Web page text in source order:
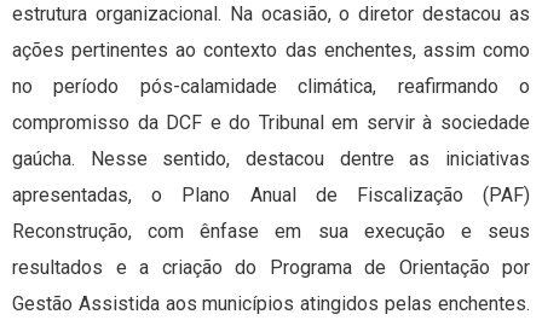
estrutura organizacional. Na ocasião, o diretor destacou as
ações pertinentes ao contexto das enchentes, assim como
no período pós-calamidade climática, reafirmando o
compromisso da DCF e do Tribunal em servir à sociedade
gaúcha. Nesse sentido, destacou dentre as iniciativas
apresentadas, o Plano Anual de Fiscalização (PAF)
Reconstrução, com ênfase em sua execução e seus
resultados e a criação do Programa de Orientação por
Gestão Assistida aos municípios atingidos pelas enchentes.